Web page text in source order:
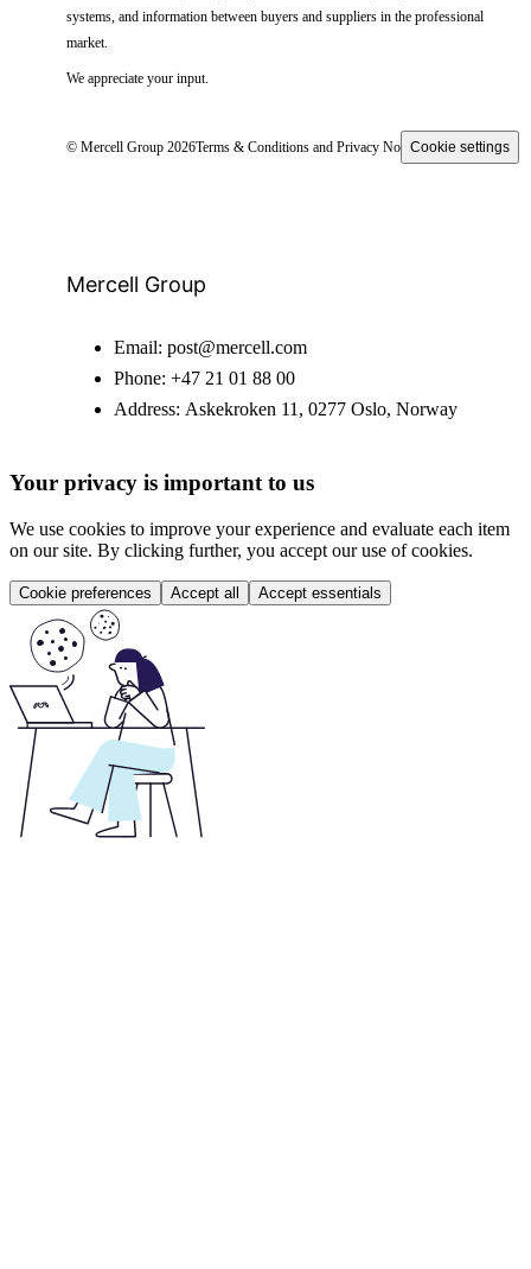
systems, and information between buyers and suppliers in the professional
market.
We appreciate your input.
© Mercell Group 2026Terms & Conditions and Privacy NoticeCookie settings
Mercell Group
Email: post@mercell.com
Phone: +47 21 01 88 00
Address: Askekroken 11, 0277 Oslo, Norway
Your privacy is important to us
We use cookies to improve your experience and evaluate each item
on our site. By clicking further, you accept our use of cookies.
Cookie preferences Accept all Accept essentials